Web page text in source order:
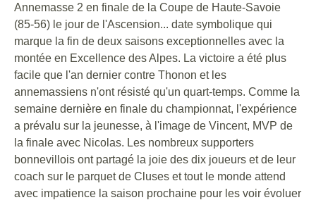
Annemasse 2 en finale de la Coupe de Haute-Savoie
(85-56) le jour de l'Ascension... date symbolique qui
marque la fin de deux saisons exceptionnelles avec la
montée en Excellence des Alpes. La victoire a été plus
facile que l'an dernier contre Thonon et les
annemassiens n'ont résisté qu'un quart-temps. Comme la
semaine dernière en finale du championnat, l'expérience
a prévalu sur la jeunesse, à l'image de Vincent, MVP de
la finale avec Nicolas. Les nombreux supporters
bonnevillois ont partagé la joie des dix joueurs et de leur
coach sur le parquet de Cluses et tout le monde attend
avec impatience la saison prochaine pour les voir évoluer